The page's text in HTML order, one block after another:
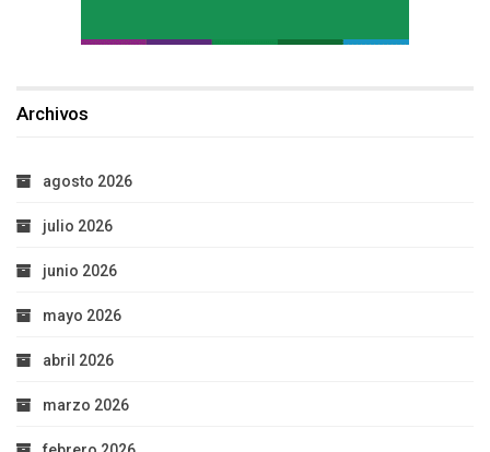
Archivos
agosto 2026
julio 2026
junio 2026
mayo 2026
abril 2026
marzo 2026